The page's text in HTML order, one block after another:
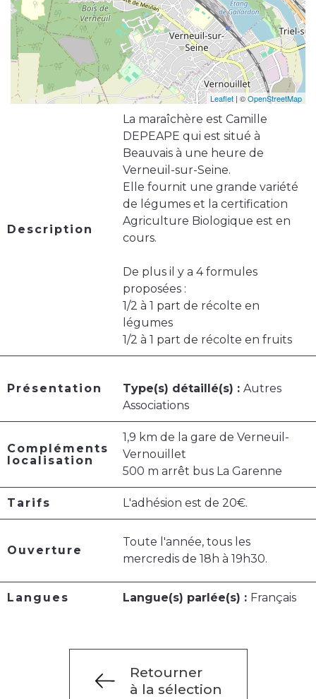
Leaflet | ©OpenStreetMap
Description
La maraîchère est Camille
DEPEAPE qui est situé à
Beauvais à une heure de
Verneuil-sur-Seine.
Elle fournit une grande variété
de légumes et la certification
Agriculture Biologique est en
cours.
De plus il y a 4 formules
proposées :
1/2 à 1 part de récolte en
légumes
1/2 à 1 part de récolte en fruits
Présentation Type(s) détaillé(s) : Autres
Associations
Compléments
localisation
1,9 km de la gare de Verneuil-
Vernouillet
500 m arrêt bus La Garenne
Tarifs L'adhésion est de 20€.
Ouverture
Toute l'année, tous les
mercredis de 18h à 19h30.
Langues Langue(s) parlée(s) : Français
Retourner
à la sélection